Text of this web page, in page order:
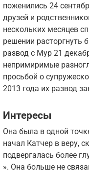
поженились 24
друзей и
нескольких месяцев
решении расторгнуть
развод с Мур 21
непримиримые
просьбой о
2013 года их развод
Интересы
Она была в одной
начал Катчер в веру,
подвергалась более
». Она больше не